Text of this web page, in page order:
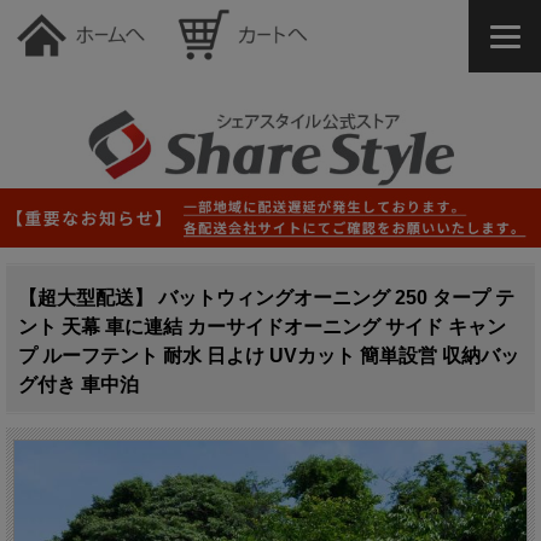
【超大型配送】 バットウィングオーニング 250 タープ テ
ント 天幕 車に連結 カーサイドオーニング サイド キャン
プ ルーフテント 耐水 日よけ UVカット 簡単設営 収納バッ
グ付き 車中泊